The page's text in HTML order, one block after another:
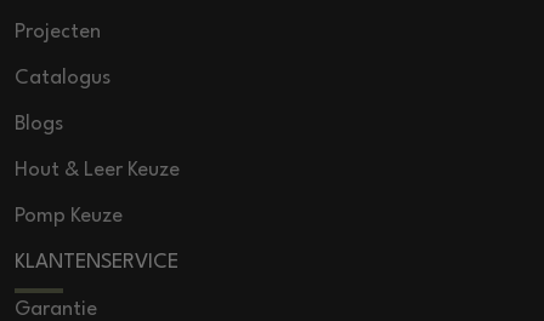
Projecten
Catalogus
Blogs
Hout & Leer Keuze
Pomp Keuze
KLANTENSERVICE
Garantie